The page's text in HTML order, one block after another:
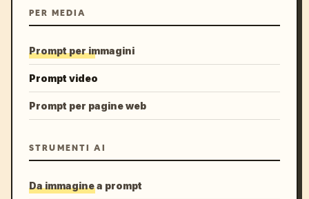
PER MEDIA
Prompt per immagini
Prompt video
Prompt per pagine web
STRUMENTI AI
Da immagine a prompt